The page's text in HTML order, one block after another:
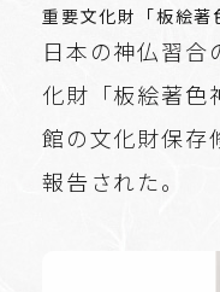
重要文化財「板絵
日本の神仏習
化財「板絵著色
館の文化財保存
報告された。